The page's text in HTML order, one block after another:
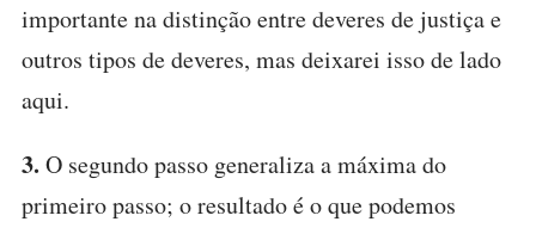
importante na distinção entre deveres de justiça e
outros tipos de deveres, mas deixarei isso de lado
aqui.
3. O segundo passo generaliza a máxima do
primeiro passo; o resultado é o que podemos